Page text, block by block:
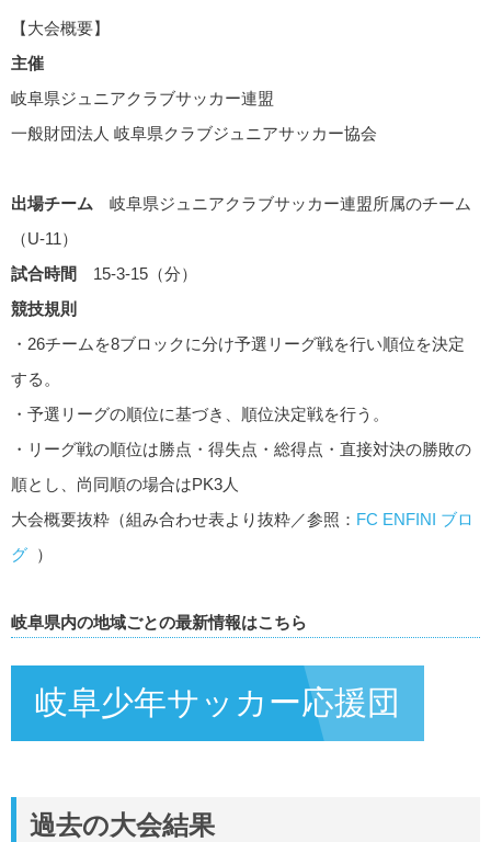
【大会概要】
主催
岐阜県ジュニアクラブサッカー連盟
一般財団法人 岐阜県クラブジュニアサッカー協会
出場チーム 岐阜県ジュニアクラブサッカー連盟所属のチーム
（U-11）
試合時間
15-3-15（分）
競技規則
・26チームを8ブロックに分け予選リーグ戦を行い順位を決定
する。
・予選リーグの順位に基づき、順位決定戦を行う。
・リーグ戦の順位は勝点・得失点・総得点・直接対決の勝敗の
順とし、尚同順の場合はPK3人
大会概要抜粋（組み合わせ表より抜粋／参照： FC ENFINI ブロ
グ ）
岐阜県内の地域ごとの最新情報はこちら
岐阜少年サッカー応援団
過去の大会結果